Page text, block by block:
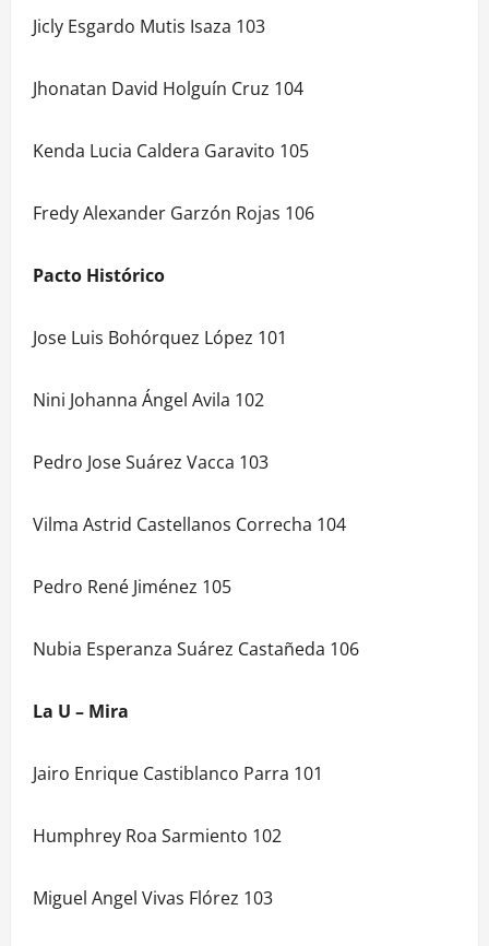
Jicly Esgardo Mutis Isaza 103
Jhonatan David Holguín Cruz 104
Kenda Lucia Caldera Garavito 105
Fredy Alexander Garzón Rojas 106
Pacto Histórico
Jose Luis Bohórquez López 101
Nini Johanna Ángel Avila 102
Pedro Jose Suárez Vacca 103
Vilma Astrid Castellanos Correcha 104
Pedro René Jiménez 105
Nubia Esperanza Suárez Castañeda 106
La U – Mira
Jairo Enrique Castiblanco Parra 101
Humphrey Roa Sarmiento 102
Miguel Angel Vivas Flórez 103